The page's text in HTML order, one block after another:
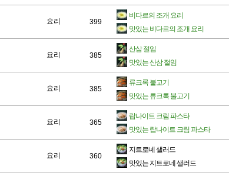
요리 399
비다르의 조개 요리
맛있는 비다르의 조개 요리
요리 385
산삼 절임
맛있는 산삼 절임
요리 385
류크록 불고기
맛있는 류크록 불고기
요리 365
랍나이트 크림 파스타
맛있는 랍나이트 크림 파스타
요리 360
지트로네 샐러드
맛있는 지트로네 샐러드